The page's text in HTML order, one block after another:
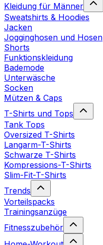
Kleidung für Männer
Sweatshirts & Hoodies
Jacken
Jogginghosen und Hosen
Shorts
Funktionskleidung
Bademode
Unterwäsche
Socken
Mützen & Caps
T-Shirts und Tops
Tank Tops
Oversized T-Shirts
Langarm-T-Shirts
Schwarze T-Shirts
Kompressions-T-Shirts
Slim-Fit-T-Shirts
Trends
Vorteilspacks
Trainingsanzüge
Fitnesszubehör